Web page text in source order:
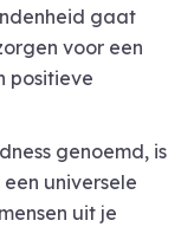
gaat
voor een
positieve
genoemd, is
universele
uit je